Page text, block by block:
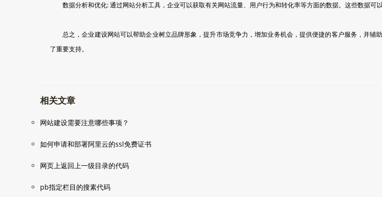
数据分析和优化: 通过网站分析工具，企业可以获取有关网站流量、用户行为和转化率等方面的数据。这些数据可
总之，企业建设网站可以帮助企业树立品牌形象，提升市场竞争力，增加业务机会，提供便捷的客户服务，并
了重要支持。
相关文章
网站建设需要注意哪些事项？
如何申请和部署阿里云的ssl免费证书
网页上返回上一级目录的代码
pb指定栏目的搜素代码